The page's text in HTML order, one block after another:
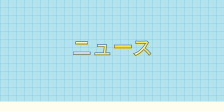
ニュース
ニュース